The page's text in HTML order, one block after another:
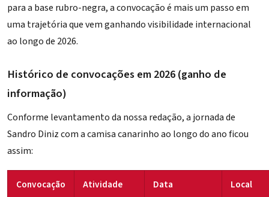
para a base rubro-negra, a convocação é mais um passo em
uma trajetória que vem ganhando visibilidade internacional
ao longo de 2026.
Histórico de convocações em 2026 (ganho de
informação)
Conforme levantamento da nossa redação, a jornada de
Sandro Diniz com a camisa canarinho ao longo do ano ficou
assim:
Convocação Atividade Data Local